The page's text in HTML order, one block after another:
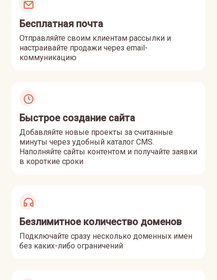
Бесплатная почта
Отправляйте своим клиентам рассылки и
настраивайте продажи через email-
коммуникацию
Быстрое создание сайта
Добавляйте новые проекты за считанные
минуты через удобный каталог CMS.
Наполняйте сайты контентом и получайте заявки
в короткие сроки
Безлимитное количество доменов
Подключайте сразу несколько доменных имен
без каких-либо ограничений